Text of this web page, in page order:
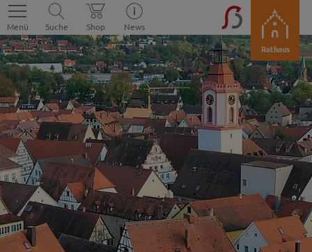
Menü Suche Shop
News
Rathaus